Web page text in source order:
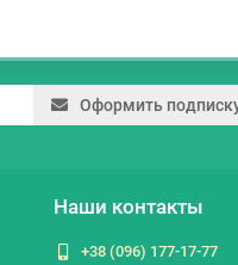
Оформить
Наши контакты
+38 (096) 177-17-77